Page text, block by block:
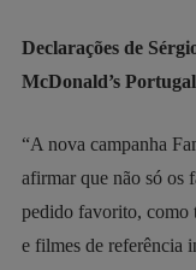
Declarações de
McDonald’s
“A nova campanha
afirmar que não só os
pedido favorito, como
e filmes de referência